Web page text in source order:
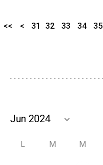
<< < 31 32 33 34 35
L M M